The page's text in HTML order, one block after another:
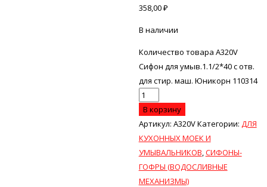
358,00₽
В наличии
Количество товара A320V
Сифон для умыв.1.1/2*40 с отв.
для стир. маш. Юникорн 110314
В корзину
Артикул: A320VКатегории: ДЛЯ
КУХОННЫХ МОЕК И
УМЫВАЛЬНИКОВ,СИФОНЫ-
ГОФРЫ (ВОДОСЛИВНЫЕ
МЕХАНИЗМЫ)